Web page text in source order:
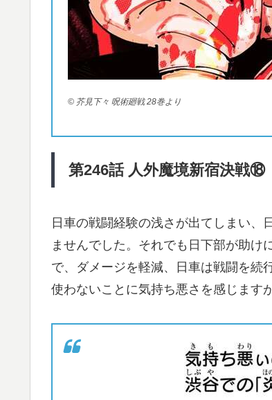
© 芥見下々 呪術廻戦 28巻より
第246話 人外魔境新宿決戦⑱
日車の戦闘経験の浅さが出てしまい、
ませんでした。それでも日下部が助け
で、ダメージを軽減、日車は戦闘を続
使わないことに気持ち悪さを感じます